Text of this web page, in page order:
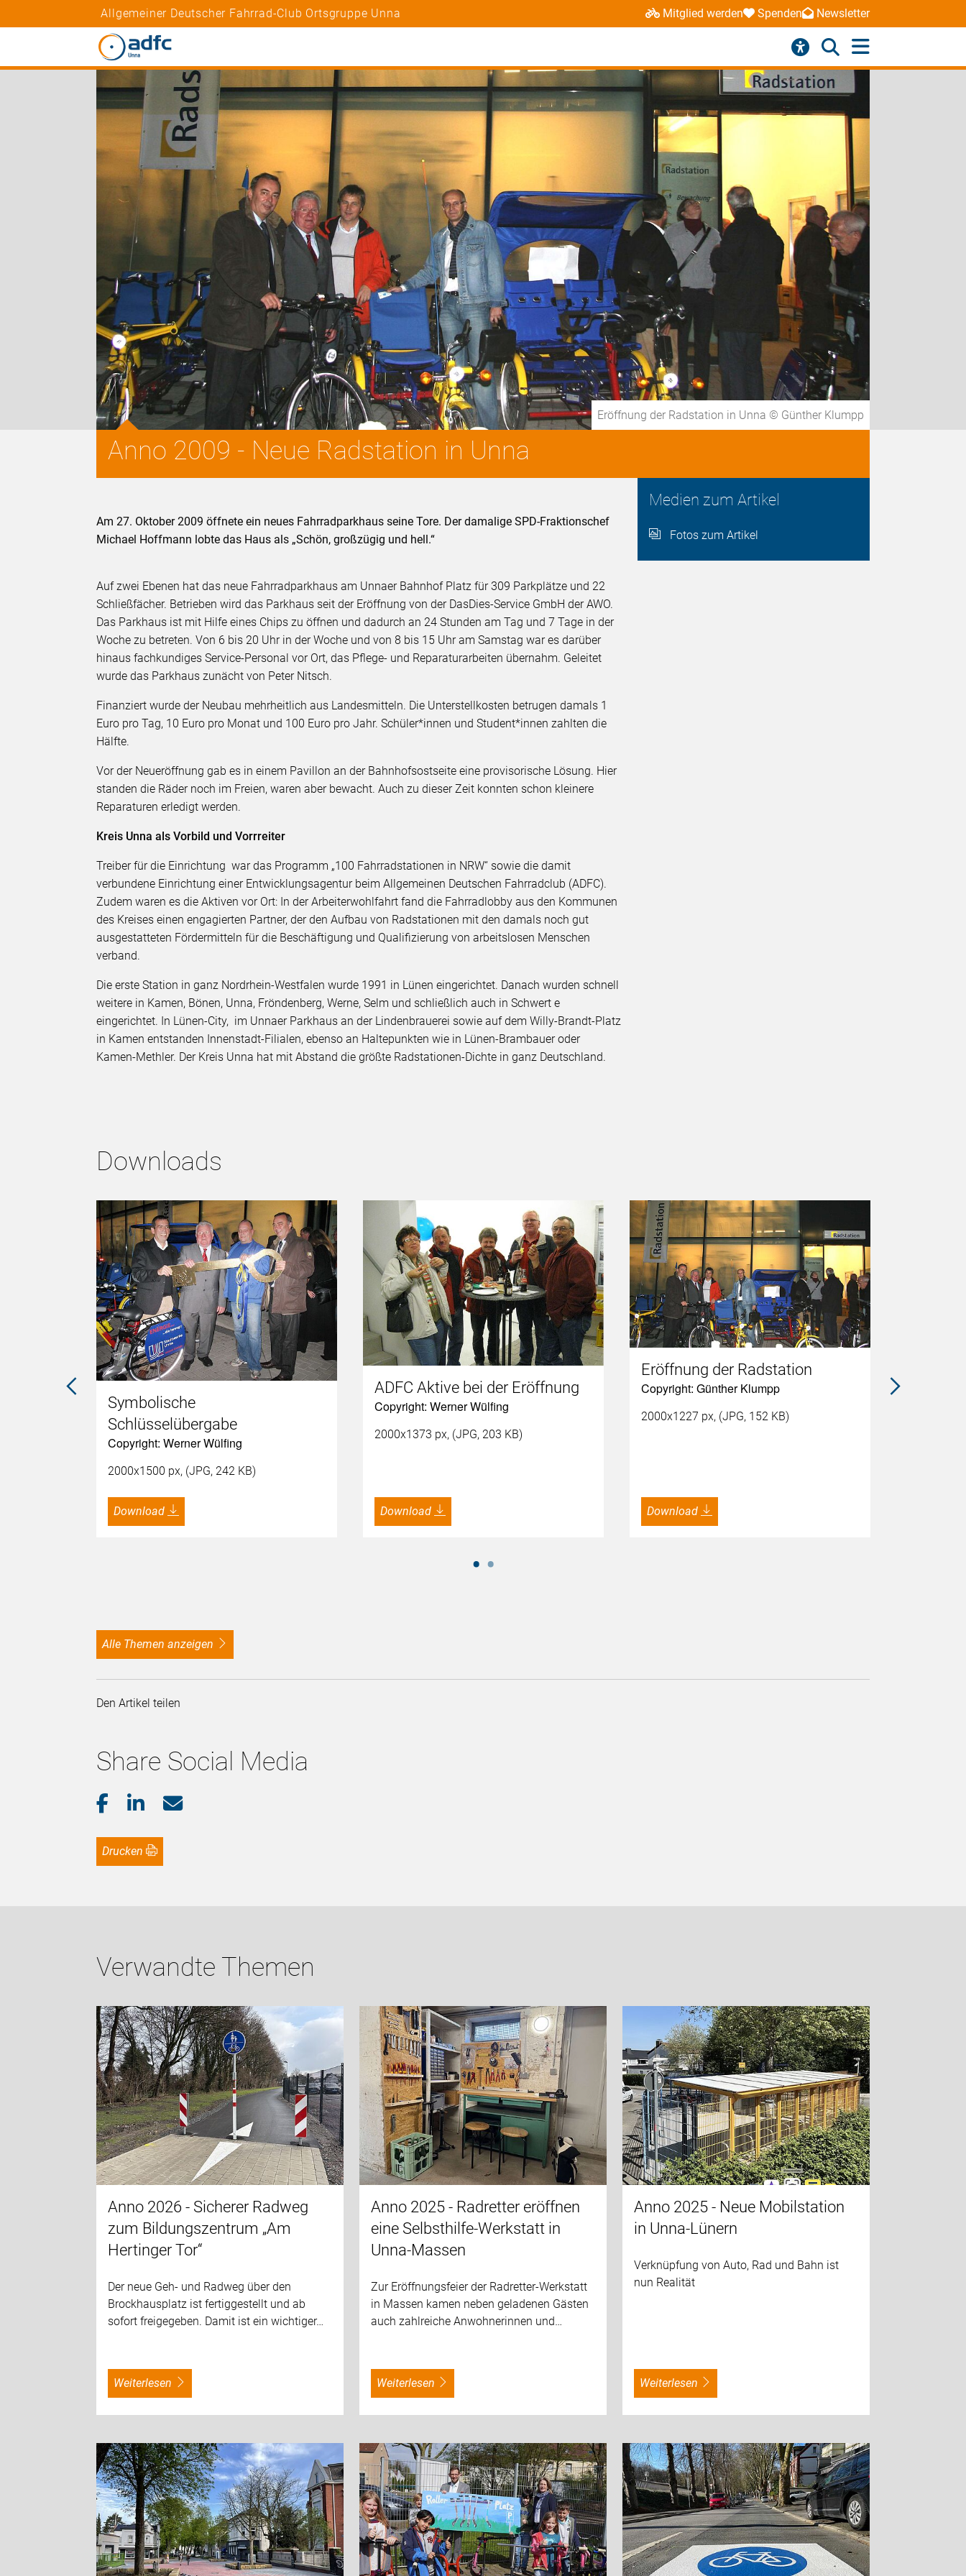
Allgemeiner Deutscher Fahrrad-Club Ortsgruppe Unna Mitglied werden Spenden Newsletter
Eröffnung der Radstation in Unna © Günther Klumpp
Anno 2009 - Neue Radstation in Unna
Medien zum Artikel
Fotos zum Artikel
Am 27. Oktober 2009 öffnete ein neues Fahrradparkhaus seine Tore. Der damalige SPD-Fraktionschef
Michael Hoffmann lobte das Haus als „Schön, großzügig und hell.“
Auf zwei Ebenen hat das neue Fahrradparkhaus am Unnaer Bahnhof Platz für 309 Parkplätze und 22
Schließfächer. Betrieben wird das Parkhaus seit der Eröffnung von der DasDies-Service GmbH der AWO.
Das Parkhaus ist mit Hilfe eines Chips zu öffnen und dadurch an 24 Stunden am Tag und 7 Tage in der
Woche zu betreten. Von 6 bis 20 Uhr in der Woche und von 8 bis 15 Uhr am Samstag war es darüber
hinaus fachkundiges Service-Personal vor Ort, das Pflege- und Reparaturarbeiten übernahm. Geleitet
wurde das Parkhaus zunächt von Peter Nitsch.
Finanziert wurde der Neubau mehrheitlich aus Landesmitteln. Die Unterstellkosten betrugen damals 1
Euro pro Tag, 10 Euro pro Monat und 100 Euro pro Jahr. Schüler*innen und Student*innen zahlten die
Hälfte.
Vor der Neueröffnung gab es in einem Pavillon an der Bahnhofsostseite eine provisorische Lösung. Hier
standen die Räder noch im Freien, waren aber bewacht. Auch zu dieser Zeit konnten schon kleinere
Reparaturen erledigt werden.
Kreis Unna als Vorbild und Vorrreiter
Treiber für die Einrichtung war das Programm „100 Fahrradstationen in NRW“ sowie die damit
verbundene Einrichtung einer Entwicklungsagentur beim Allgemeinen Deutschen Fahrradclub (ADFC).
Zudem waren es die Aktiven vor Ort: In der Arbeiterwohlfahrt fand die Fahrradlobby aus den Kommunen
des Kreises einen engagierten Partner, der den Aufbau von Radstationen mit den damals noch gut
ausgestatteten Fördermitteln für die Beschäftigung und Qualifizierung von arbeitslosen Menschen
verband.
Die erste Station in ganz Nordrhein-Westfalen wurde 1991 in Lünen eingerichtet. Danach wurden schnell
weitere in Kamen, Bönen, Unna, Fröndenberg, Werne, Selm und schließlich auch in Schwert e
eingerichtet. In Lünen-City, im Unnaer Parkhaus an der Lindenbrauerei sowie auf dem Willy-Brandt-Platz
in Kamen entstanden Innenstadt-Filialen, ebenso an Haltepunkten wie in Lünen-Brambauer oder
Kamen-Methler. Der Kreis Unna hat mit Abstand die größte Radstationen-Dichte in ganz Deutschland.
Downloads
Symbolische
Schlüsselübergabe
Copyright: Werner Wülfing
2000x1500 px, (JPG, 242 KB)
Download
ADFC Aktive bei der Eröffnung
Copyright: Werner Wülfing
2000x1373 px, (JPG, 203 KB)
Download
Eröffnung der Radstation
Copyright: Günther Klumpp
2000x1227 px, (JPG, 152 KB)
Download
alle Themen anzeigen
Den Artikel teilen
Share Social Media
Drucken
Verwandte Themen
Anno 2026 - Sicherer Radweg
zum Bildungszentrum „Am
Hertinger Tor“
Der neue Geh- und Radweg über den
Brockhausplatz ist fertiggestellt und ab
sofort freigegeben. Damit ist ein wichtiger…
weiterlesen
Anno 2025 - Radretter eröffnen
eine Selbsthilfe-Werkstatt in
Unna-Massen
Zur Eröffnungsfeier der Radretter-Werkstatt
in Massen kamen neben geladenen Gästen
auch zahlreiche Anwohnerinnen und…
weiterlesen
Anno 2025 - Neue Mobilstation
in Unna-Lünern
Verknüpfung von Auto, Rad und Bahn ist
nun Realität
weiterlesen